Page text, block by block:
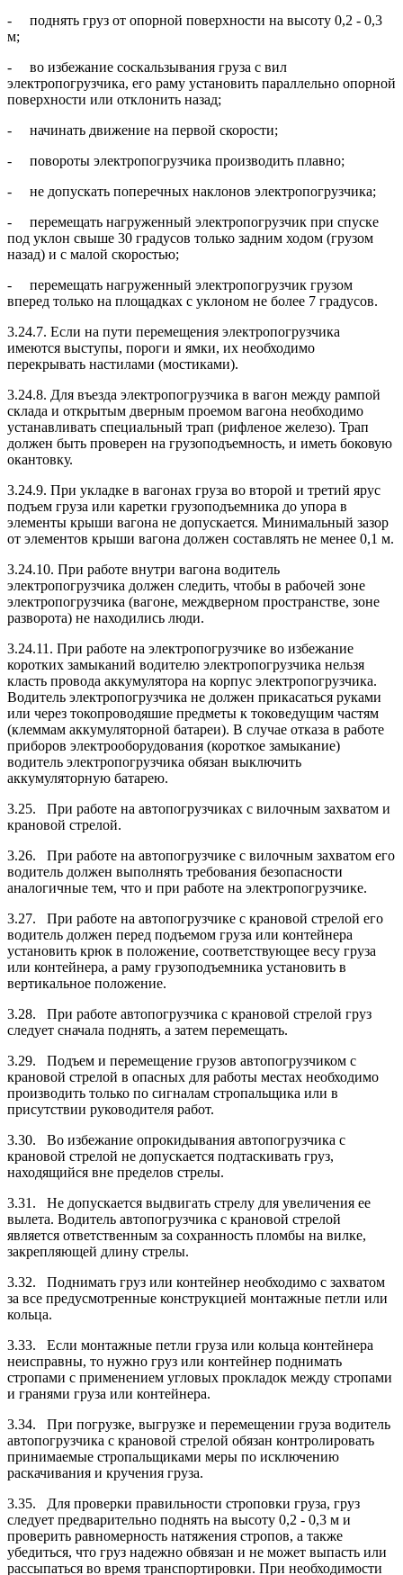
- поднять груз от опорной поверхности на высоту 0,2 - 0,3
м;
- во избежание соскальзывания груза с вил
электропогрузчика, его раму установить параллельно опорной
поверхности или отклонить назад;
- начинать движение на первой скорости;
- повороты электропогрузчика производить плавно;
- не допускать поперечных наклонов электропогрузчика;
- перемещать нагруженный электропогрузчик при спуске
под уклон свыше 30 градусов только задним ходом (грузом
назад) и с малой скоростью;
- перемещать нагруженный электропогрузчик грузом
вперед только на площадках с уклоном не более 7 градусов.
3.24.7. Если на пути перемещения электропогрузчика
имеются выступы, пороги и ямки, их необходимо
перекрывать настилами (мостиками).
3.24.8. Для въезда электропогрузчика в вагон между рампой
склада и открытым дверным проемом вагона необходимо
устанавливать специальный трап (рифленое железо). Трап
должен быть проверен на грузоподъемность, и иметь боковую
окантовку.
3.24.9. При укладке в вагонах груза во второй и третий ярус
подъем груза или каретки грузоподъемника до упора в
элементы крыши вагона не допускается. Минимальный зазор
от элементов крыши вагона должен составлять не менее 0,1 м.
3.24.10. При работе внутри вагона водитель
электропогрузчика должен следить, чтобы в рабочей зоне
электропогрузчика (вагоне, междверном пространстве, зоне
разворота) не находились люди.
3.24.11. При работе на электропогрузчике во избежание
коротких замыканий водителю электропогрузчика нельзя
класть провода аккумулятора на корпус электропогрузчика.
Водитель электропогрузчика не должен прикасаться руками
или через токопроводяшие предметы к токоведущим частям
(клеммам аккумуляторной батареи). В случае отказа в работе
приборов электрооборудования (короткое замыкание)
водитель электропогрузчика обязан выключить
аккумуляторную батарею.
3.25. При работе на автопогрузчиках с вилочным захватом и
крановой стрелой.
3.26. При работе на автопогрузчике с вилочным захватом его
водитель должен выполнять требования безопасности
аналогичные тем, что и при работе на электропогрузчике.
3.27. При работе на автопогрузчике с крановой стрелой его
водитель должен перед подъемом груза или контейнера
установить крюк в положение, соответствующее весу груза
или контейнера, а раму грузоподъемника установить в
вертикальное положение.
3.28. При работе автопогрузчика с крановой стрелой груз
следует сначала поднять, а затем перемещать.
3.29. Подъем и перемещение грузов автопогрузчиком с
крановой стрелой в опасных для работы местах необходимо
производить только по сигналам стропальщика или в
присутствии руководителя работ.
3.30. Во избежание опрокидывания автопогрузчика с
крановой стрелой не допускается подтаскивать груз,
находящийся вне пределов стрелы.
3.31. Не допускается выдвигать стрелу для увеличения ее
вылета. Водитель автопогрузчика с крановой стрелой
является ответственным за сохранность пломбы на вилке,
закрепляющей длину стрелы.
3.32. Поднимать груз или контейнер необходимо с захватом
за все предусмотренные конструкцией монтажные петли или
кольца.
3.33. Если монтажные петли груза или кольца контейнера
неисправны, то нужно груз или контейнер поднимать
стропами с применением угловых прокладок между стропами
и гранями груза или контейнера.
3.34. При погрузке, выгрузке и перемещении груза водитель
автопогрузчика с крановой стрелой обязан контролировать
принимаемые стропальщиками меры по исключению
раскачивания и кручения груза.
3.35. Для проверки правильности строповки груза, груз
следует предварительно поднять на высоту 0,2 - 0,3 м и
проверить равномерность натяжения стропов, а также
убедиться, что груз надежно обвязан и не может выпасть или
рассыпаться во время транспортировки. При необходимости